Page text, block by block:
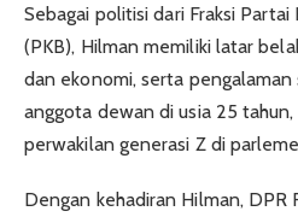
Sebagai politisi dari Fraksi Partai
(PKB), Hilman memiliki latar
dan ekonomi, serta
anggota dewan di usia 25
perwakilan generasi Z di
Dengan kehadiran Hilman, DPR